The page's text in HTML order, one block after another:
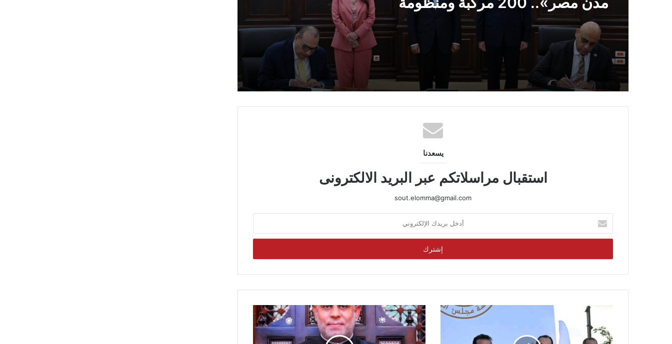
نقل ذكية في المدن الجديدة
​إجراء احترازي: تخفيض سرعة القطارات
بالمناطق المتأثرة بارتفاع درجات الحرارة
التعليم العالي: إغلاق باب التسجيل لاختبارات
القدرات غدًا الخميس،ولن يتم مد المهلة
يسعدنا
استقبال مراسلاتكم عبر البريد الالكترونى
sout.elomma@gmail.com
بريدك
الإلكتروني